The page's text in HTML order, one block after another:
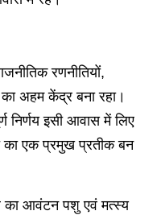
रणनीतियों,
अहम केंद्र बना रहा।
निर्णय इसी आवास में लिए
का एक प्रमुख प्रतीक बन
का आवंटन पशु एवं मत्स्य